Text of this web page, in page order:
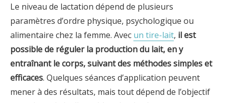
Le niveau de lactation dépend de plusieurs
paramètres d’ordre physique, psychologique ou
alimentaire chez la femme. Avec un tire-lait, il est
possible de réguler la production du lait, en y
entraînant le corps, suivant des méthodes simples et
efficaces. Quelques séances d’application peuvent
mener à des résultats, mais tout dépend de l’objectif